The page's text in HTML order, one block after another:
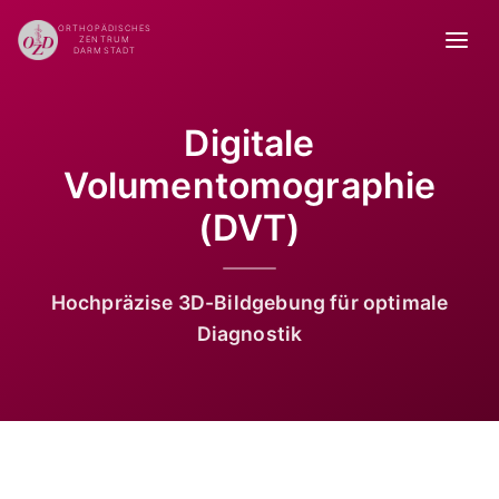
ORTHOPÄDISCHES
ZENTRUM
DARMSTADT
Digitale
Volumentomographie
(DVT)
Hochpräzise 3D-Bildgebung für optimale
Diagnostik